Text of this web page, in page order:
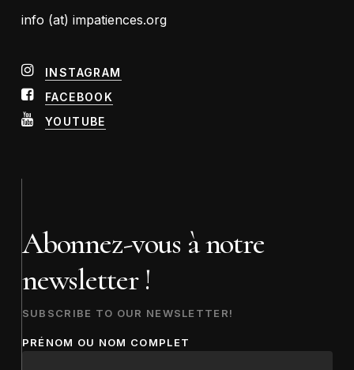
info (at) impatiences.org
INSTAGRAM
FACEBOOK
YOUTUBE
Abonnez-vous à notre
newsletter !
SUBSCRIBE TO OUR NEWSLETTER!
PRÉNOM OU NOM COMPLET